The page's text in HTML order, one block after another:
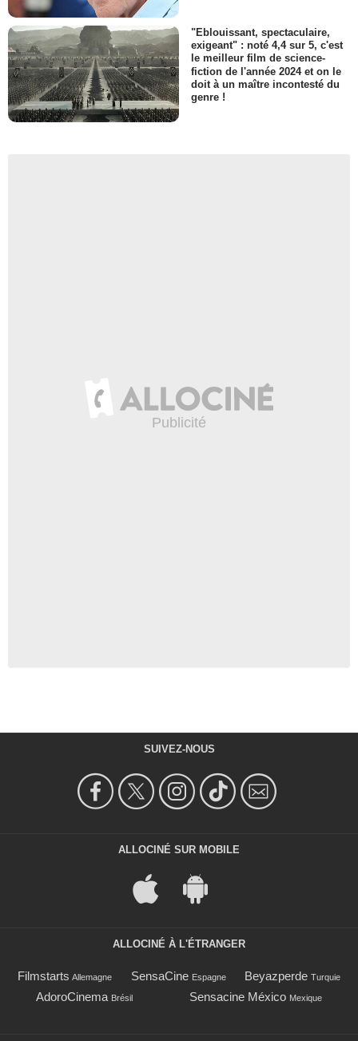
"Eblouissant, spectaculaire,
exigeant" : noté 4,4 sur 5, c'est
le meilleur film de science-
fiction de l'année 2024 et on le
doit à un maître incontesté du
genre !
SUIVEZ-NOUS
ALLOCINÉ SUR MOBILE
ALLOCINÉ À L'ÉTRANGER
Filmstarts Allemagne SensaCine Espagne Beyazperde Turquie
AdoroCinema Brésil Sensacine México Mexique